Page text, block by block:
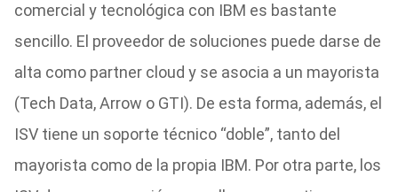
comercial y tecnológica con IBM es bastante
sencillo. El proveedor de soluciones puede darse de
alta como partner cloud y se asocia a un mayorista
(Tech Data, Arrow o GTI). De esta forma, además, el
ISV tiene un soporte técnico “doble”, tanto del
mayorista como de la propia IBM. Por otra parte, los